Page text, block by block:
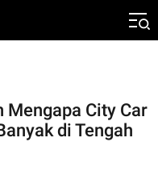
City Car
di Tengah